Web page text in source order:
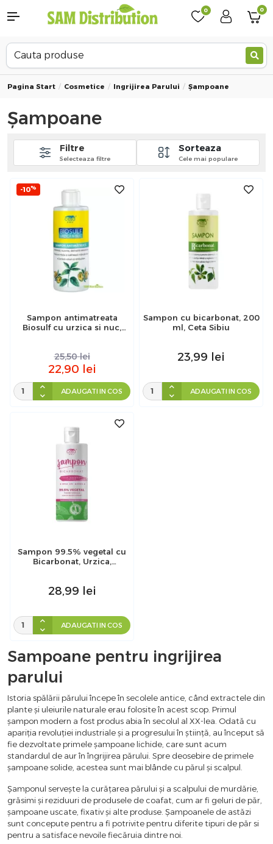
0 0
Pagina Start Cosmetice Ingrijirea Parului Șampoane
Șampoane
Sorteaza
Cele mai populare
Filtre
Selecteaza filtre
-10%
Sampon antimatreata
Biosulf cu urzica si nuc,
25,50 lei
22,90 lei
ADAUGATI IN COS
Sampon cu bicarbonat, 200
ml, Ceta Sibiu
23,99 lei
ADAUGATI IN COS
Sampon 99.5% vegetal cu
Bicarbonat, Urzica,
28,99 lei
ADAUGATI IN COS
Sampoane pentru ingrijirea
parului
Istoria spălării părului începe în secolele antice, când extractele din
plante și uleiurile naturale erau folosite în acest scop. Primul
șampon modern a fost produs abia în secolul al XX-lea. Odată cu
apariția revoluției industriale și a progresului în știință, au început să
fie dezvoltate primele șampoane lichide, care sunt acum
standardul de aur în îngrijirea părului. Spre deosebire de primele
șampoane solide, acestea sunt mai blânde cu părul și scalpul.
Șamponul servește la curățarea părului și a scalpului de murdărie,
grăsimi și reziduuri de produsele de coafat, cum ar fi geluri de păr,
șampoane uscate, fixativ și alte produse. Șampoanele de astăzi
sunt concepute pentru a fi potrivite pentru diferite tipuri de păr si
pentru a satisface nevoile fiecăruia dintre noi.